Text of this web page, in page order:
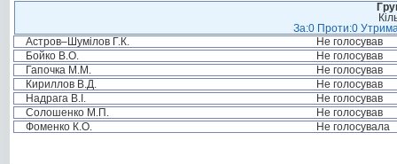
За:0 Проти:0
Астров–Шумілов Г.К.
Не голосував
Бойко В.О.
Не голосував
Гапочка М.М.
Не голосував
Кириллов В.Д.
Не голосував
Надрага В.І.
Не голосував
Солошенко М.П.
Не голосував
Фоменко К.О.
Не голосувала